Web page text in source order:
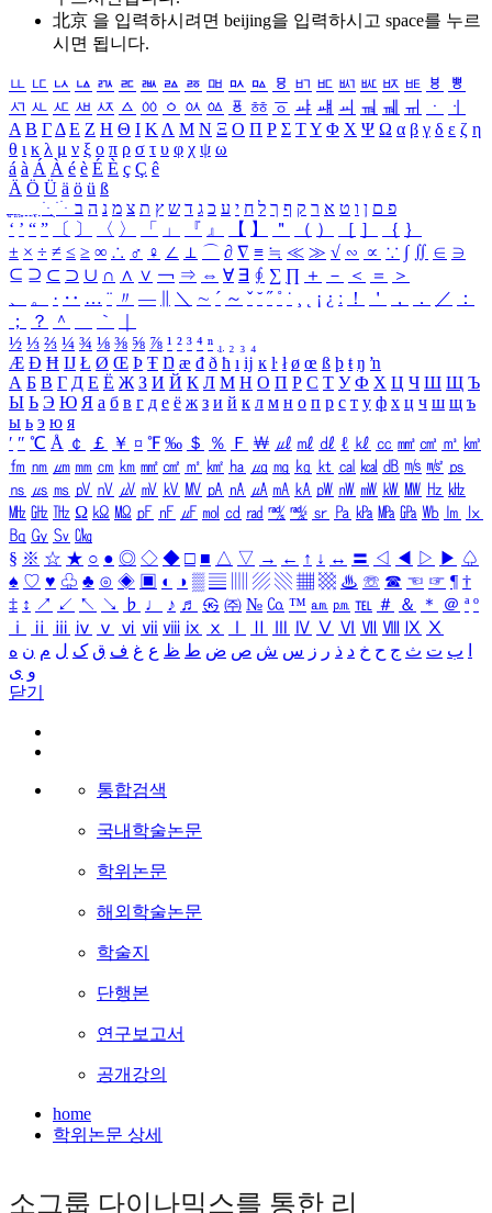
北京 을 입력하시려면 beijing을 입력하시고 space를 누르
시면 됩니다.
ㅥ ㅦ ㅧ ㅨ ㅩ ㅪ ㅫ ㅬ ㅭ ㅮ ㅯ ㅰ ㅱ ㅲ ㅳ ㅴ ㅵ ㅶ ㅷ ㅸ
ㅹ
ㅺ ㅻ ㅼ ㅽ ㅾ ㅿ ㆀ ㆁ ㆂ ㆃ ㆄ ㆅ ㆆ ㆇ ㆈ ㆉ ㆊ ㆋ ㆌ ㆍ
ㆎ
Α Β ΓΔ Ε Ζ Η Θ Ι ΚΛ Μ Ν Ξ Ο Π Ρ Σ ΤΥ Φ Χ Ψ Ω α β γ δ ε ζ η
θ ι κ λ μ ν ξ ο π ρ σ τ υ φ χ ψ ω
á à Á À é è É È ç Ç ê
Ä Ö Ü ä ö ü ß
ִֶֹ ֻּ ׁׂ פ ם ן ו ט א ר ק ף ך ל ח י ע כ ג ד ש ץ ת צ מ נ ה ב
‘ ’ “ ” 〔 〕 〈 〉 「 」 『 』 【 】 ＂ （ ） ［ ］ ｛ ｝
± × ÷ ≠ ≤ ≥ ∞ ∴ ♂ ♀ ∠ ⊥ ⌒ ∂ ∇ ≡ ≒ ≪ ≫ √ ∽ ∝ ∵ ∫ ∬ ∈ ∋
⊆ ⊇ ⊂ ⊃ ∪ ∩ ∧ ∨ ￢ ⇒ ⇔ ∀ ∃ ∮ ∑ ∏ ＋ － ＜ ＝
＞
、
。 · ‥ … ¨ 〃 ― ＼ ∼ ´ ～ ˇ ˘ ˝ ˚ ˙ ¸ ¡ ¿ ː ！ ＇ ， ． ／
：
；
？ ＾ ｀
½ ⅓ ⅔ ¼ ¾ ⅛ ⅜ ⅝ ⅞ ¹ ² ³ ⁴ ⁿ ₁ ₂ ₃ ₄
Æ Ð Ħ Ĳ Ł Ø Œ Þ Ŧ Ŋ æ đ ð ħ ı ĳ ĸ ŀ ł ø œ ß þ ŧ ŋ ŉ
А Б В Г Д Е Ё Ж З И Й К Л М Н О П Р С Т У Ф Х Ц Ч Ш Щ Ъ
Ы Ь Э Ю Я а б в г д е ё ж з и й к л м н о п р с т у ф х ц ч ш щ ъ
ы ь э ю я
′ ″ ℃ Å ￠ ￡ ￥ ¤ ℉ ‰ ＄ ％ Ｆ ￦ ㎕ ㎖ ㎗ ℓ ㎘ ㏄ ㎣ ㎤ ㎥ ㎦
㎙ ㎚ ㎛ ㎜ ㎝ ㎞ ㎟ ㎠ ㎡ ㎢ ㏊ ㎍ ㎎ ㎏ ㏏ ㎈ ㎉ ㏈ ㎧ ㎨ ㎰
㎱ ㎲ ㎳ ㎴ ㎵ ㎶ ㎷ ㎸ ㎹ ㎀ ㎁ ㎂ ㎃ ㎄ ㎺ ㎻ ㎽ ㎾ ㎿ ㎐ ㎑
㎒ ㎓ ㎔ Ω ㏀ ㏁ ㎊ ㎋ ㎌ ㏖ ㏅ ㎭ ㎮ ㎯ ㏛ ㎩ ㎪ ㎫ ㎬ ㏝ ㏐
㏓
㏃ ㏉ ㏜ ㏆
§ ※ ☆ ★ ○ ● ◎ ◇ ◆ □ ■ △ ▽ → ← ↑ ↓ ↔ 〓 ◁ ◀ ▷ ▶ ♤
♠ ♡ ♥ ♧ ♣ ⊙ ◈ ▣ ◐ ◑ ▒ ▤ ▨ ▧ ▦ ▩ ♨ ☏ ☎ ☜ ☞ ¶ †
‡ ↕ ↗ ↙ ↖ ↘ ♭ ♩ ♪ ♬ ㉿ ㈜ № ㏇ ™ ㏂ ㏘ ℡ ＃ ＆ ＊ ＠ ª º
ⅰ
ⅱ ⅲ ⅳ ⅴ ⅵ ⅶ ⅷ ⅸ ⅹ Ⅳ Ⅴ Ⅵ Ⅶ Ⅷ Ⅸ Ⅹ
ب ت ث ج ح خ د ذ ر ز س ش ص ض ط ظ ع غ ف ق ک ل م ن ه
و ی
닫기
통합검색
국내학술논문
학위논문
해외학술논문
학술지
단행본
연구보고서
공개강의
home
학위논문 상세
소그룹 다이나믹스를 통한 리